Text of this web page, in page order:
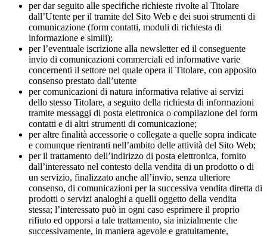
per dar seguito alle specifiche richieste rivolte al Titolare
dall’Utente per il tramite del Sito Web e dei suoi strumenti di
comunicazione (form contatti, moduli di richiesta di
informazione e simili);
per l’eventuale iscrizione alla newsletter ed il conseguente
invio di comunicazioni commerciali ed informative varie
concernenti il settore nel quale opera il Titolare, con apposito
consenso prestato dall’utente
per comunicazioni di natura informativa relative ai servizi
dello stesso Titolare, a seguito della richiesta di informazioni
tramite messaggi di posta elettronica o compilazione del form
contatti e di altri strumenti di comunicazione;
per altre finalità accessorie o collegate a quelle sopra indicate
e comunque rientranti nell’ambito delle attività del Sito Web;
per il trattamento dell’indirizzo di posta elettronica, fornito
dall’interessato nel contesto della vendita di un prodotto o di
un servizio, finalizzato anche all’invio, senza ulteriore
consenso, di comunicazioni per la successiva vendita diretta di
prodotti o servizi analoghi a quelli oggetto della vendita
stessa; l’interessato può in ogni caso esprimere il proprio
rifiuto ed opporsi a tale trattamento, sia inizialmente che
successivamente, in maniera agevole e gratuitamente,